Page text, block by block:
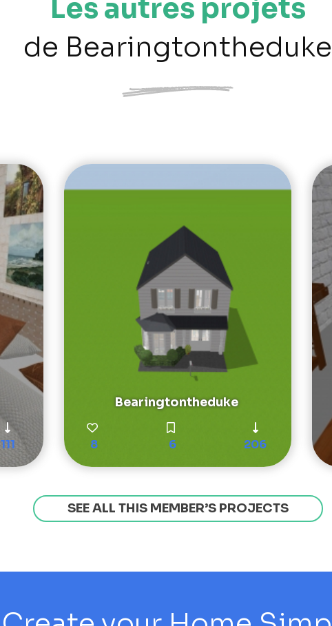
Les autres projets
de Bearingtontheduke
111
Bearingtontheduke
8 6 206
SEE ALL THIS MEMBER’S PROJECTS